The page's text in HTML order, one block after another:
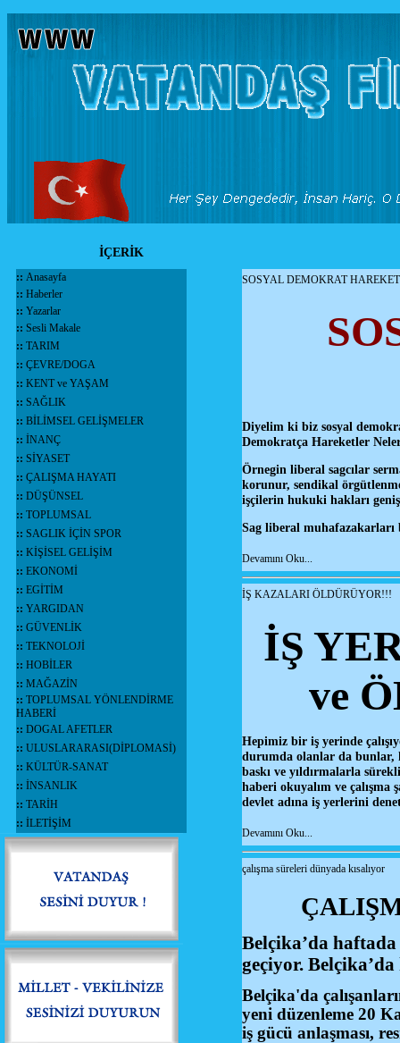
İÇERİK
:: Anasayfa
:: Haberler
:: Yazarlar
:: Sesli Makale
:: TARIM
:: ÇEVRE/DOGA
:: KENT ve YAŞAM
:: SAĞLIK
:: BİLİMSEL GELİŞMELER
:: İNANÇ
:: SİYASET
:: ÇALIŞMA HAYATI
:: DÜŞÜNSEL
:: TOPLUMSAL
:: SAGLIK İÇİN SPOR
:: KİŞİSEL GELİŞİM
:: EKONOMİ
:: EGİTİM
:: YARGIDAN
:: GÜVENLİK
:: TEKNOLOJİ
:: HOBİLER
:: MAĞAZİN
:: TOPLUMSAL YÖNLENDİRME
HABERİ
:: DOGAL AFETLER
:: ULUSLARARASI(DİPLOMASİ)
:: KÜLTÜR-SANAT
:: İNSANLIK
:: TARİH
:: İLETİŞİM
SOSYAL DEMOKRAT
Diyelim ki biz sosyal
Demokratça Hareketler
Örnegin liberal sagcılar
korunur, sendikal
işçilerin hukuki hakları
Sag liberal muhafazakarları
Devamını Oku...
İŞ KAZALARI ÖLDÜRÜYOR!!!
İŞ
ve
Hepimiz bir iş yerinde
durumda olanlar da bunlar,
baskı ve yıldırmalarla
haberi okuyalım ve çalışma
devlet adına iş yerlerini
Devamını Oku...
çalışma süreleri dünyada kısalıyor
Belçika’da
geçiyor.
Belçika'da
yeni düzenleme 20
iş gücü anlaşması,